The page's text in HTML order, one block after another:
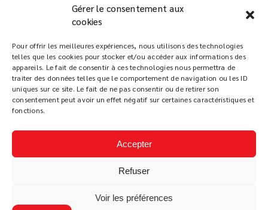
Gérer le consentement aux
cookies
Pour offrir les meilleures expériences, nous utilisons des technologies
telles que les cookies pour stocker et/ou accéder aux informations des
appareils. Le fait de consentir à ces technologies nous permettra de
traiter des données telles que le comportement de navigation ou les ID
uniques sur ce site. Le fait de ne pas consentir ou de retirer son
consentement peut avoir un effet négatif sur certaines caractéristiques et
fonctions.
Accepter
Refuser
Voir les préférences
1er étage QUAI GOSLAR
33120 ARCACHON
Lundi au Dimanchede 10h à 02h
Service restaurant :
De 12h à 14h et de 19h à 22h
Tapas dès 18h
Mentions légales